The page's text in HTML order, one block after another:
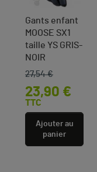
Gants enfant
MOOSE SX1
taille YS GRIS-
NOIR
Prix de base
27,54 €
Prix
23,90 €
TTC
Ajouter au
panier